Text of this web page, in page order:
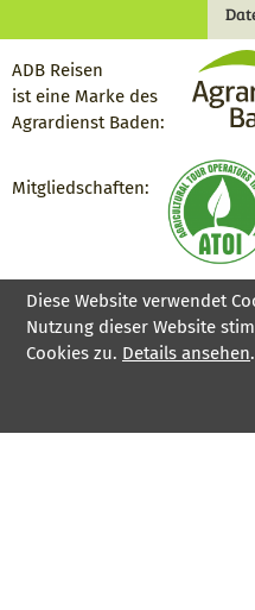
ADB Reisen
ist eine Marke des
Agrardienst Baden:
Mitgliedschaften:
Diese Website verwendet
Nutzung dieser Website
Cookies zu. Details ansehen.